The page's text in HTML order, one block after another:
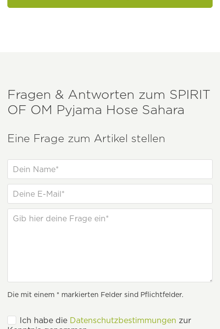
Fragen & Antworten zum SPIRIT
OF OM Pyjama Hose Sahara
Eine Frage zum Artikel stellen
Die mit einem * markierten Felder sind Pflichtfelder.
Ich habe die Datenschutzbestimmungen zur